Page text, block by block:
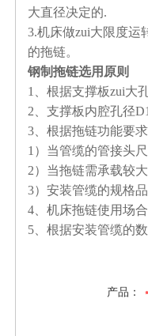
大直径决定的.
3.机床做zui大限度运
的拖链。
钢制拖链选用原则
1
、根据支撑板zui大
2 、支撑板内腔孔径
3 、根据拖链功能要
1 ）当管缆的管接头
2）当拖链需承载较
3）安装管缆的规格
4 、机床拖链使用场
5 、根据安装管缆的
产品：